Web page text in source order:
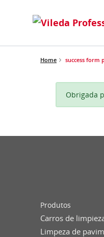
Home success form
Obrigada
Produtos
Carros de
Limpeza de